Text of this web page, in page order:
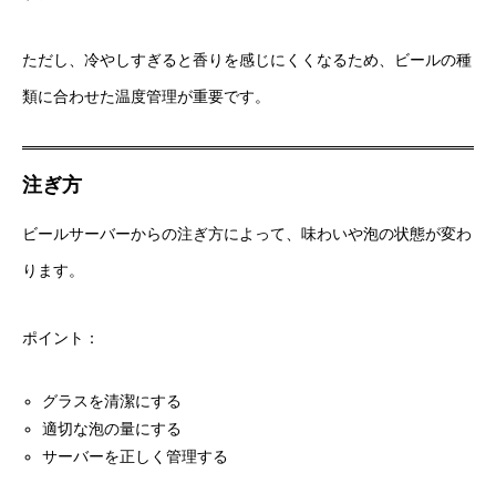
ただし、冷やしすぎると香りを感じにくくなるため、ビールの種
類に合わせた温度管理が重要です。
注ぎ方
ビールサーバーからの注ぎ方によって、味わいや泡の状態が変わ
ります。
ポイント：
グラスを清潔にする
適切な泡の量にする
サーバーを正しく管理する